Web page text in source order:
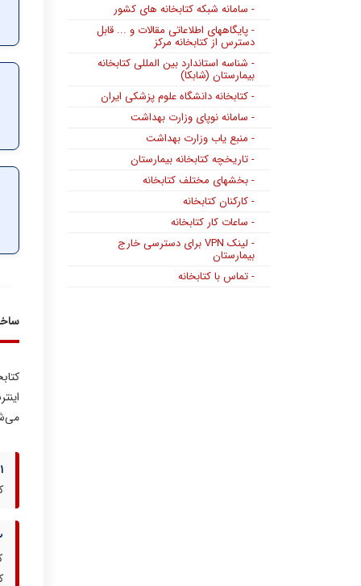
۱. بخش امانت:
۲. بخش
- سامانه شبکه کتابخانه های کشور
- پایگاههای اطلاعاتی مقالات و ... قابل
دسترس از کتابخانه مرکز
- شناسه استاندارد بین المللی کتابخانه
بیمارستان (شابکا)
- کتابخانه دانشگاه علوم پزشکی ایران
- سامانه نوپای وزارت بهداشت
- منبع یاب وزارت بهداشت
- تاریخچه کتابخانه بیمارستان
- بخشهای مختلف کتابخانه
- کارکنان کتابخانه
- ساعات کار کتابخانه
- لینک VPN برای دسترسی خارج
بیمارستان
- تماس با کتابخانه